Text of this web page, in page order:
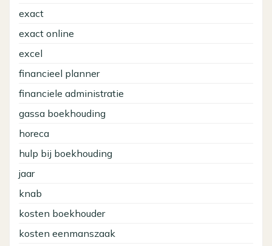
exact
exact online
excel
financieel planner
financiele administratie
gassa boekhouding
horeca
hulp bij boekhouding
jaar
knab
kosten boekhouder
kosten eenmanszaak